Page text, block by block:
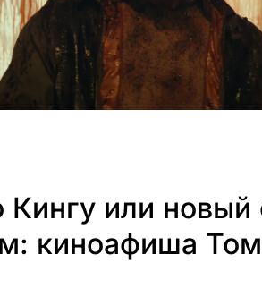
Кингу или
киноафиша